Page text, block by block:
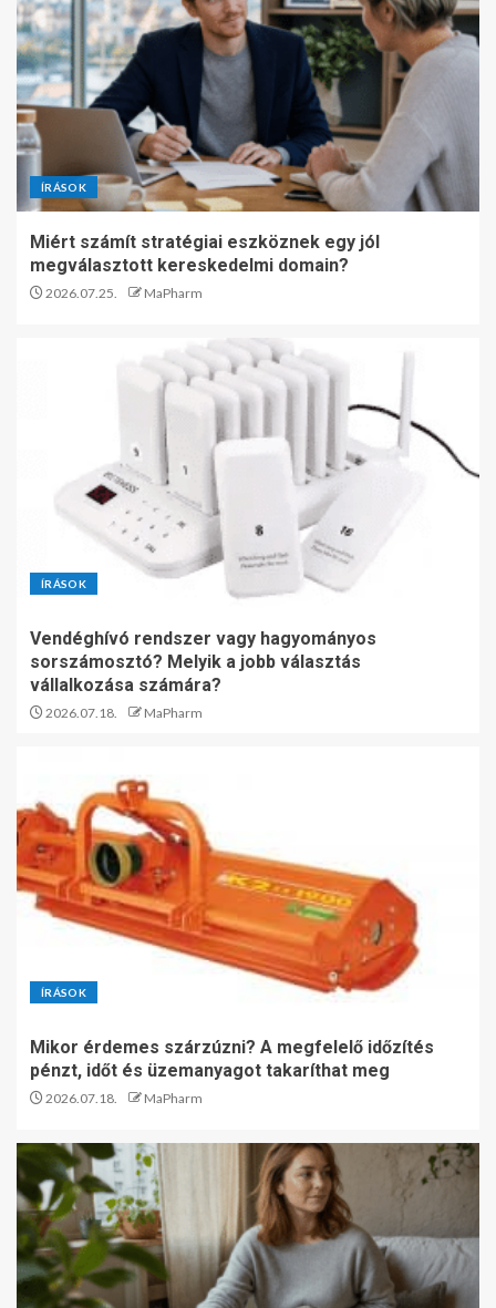
ÍRÁSOK
Miért számít stratégiai eszköznek egy jól
megválasztott kereskedelmi domain?
2026.07.25. MaPharm
ÍRÁSOK
Vendéghívó rendszer vagy hagyományos
sorszámosztó? Melyik a jobb választás
vállalkozása számára?
2026.07.18. MaPharm
ÍRÁSOK
Mikor érdemes szárzúzni? A megfelelő időzítés
pénzt, időt és üzemanyagot takaríthat meg
2026.07.18. MaPharm